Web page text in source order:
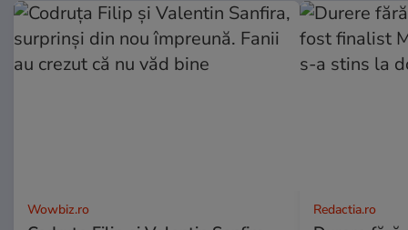
Wowbiz.ro Redactia.ro